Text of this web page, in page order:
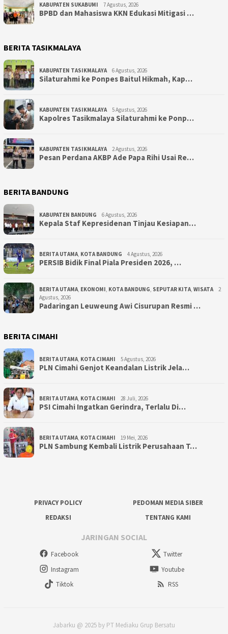
KABUPATEN SUKABUMI 7 Agustus, 2026
BPBD dan Mahasiswa KKN Edukasi Mitigasi …
BERITA TASIKMALAYA
KABUPATEN TASIKMALAYA 6 Agustus, 2026
Silaturahmi ke Ponpes Baitul Hikmah, Kap…
KABUPATEN TASIKMALAYA 5 Agustus, 2026
Kapolres Tasikmalaya Silaturahmi ke Ponp…
KABUPATEN TASIKMALAYA 2 Agustus, 2026
Pesan Perdana AKBP Ade Papa Rihi Usai Re…
BERITA BANDUNG
KABUPATEN BANDUNG 6 Agustus, 2026
Kepala Staf Kepresidenan Tinjau Kesiapan…
BERITA UTAMA KOTA BANDUNG 4 Agustus, 2026
PERSIB Bidik Final Piala Presiden 2026, …
BERITA UTAMA EKONOMI KOTA BANDUNG SEPUTAR KITA WISATA
2
Agustus, 2026
Padaringan Leuweung Awi Cisurupan Resmi …
BERITA CIMAHI
BERITA UTAMA KOTA CIMAHI 5 Agustus, 2026
PLN Cimahi Genjot Keandalan Listrik Jela…
BERITA UTAMA KOTA CIMAHI 28 Juli, 2026
PSI Cimahi Ingatkan Gerindra, Terlalu Di…
BERITA UTAMA KOTA CIMAHI 19 Mei, 2026
PLN Sambung Kembali Listrik Perusahaan T…
PRIVACY POLICY
PEDOMAN MEDIA SIBER
REDAKSI
TENTANG KAMI
JARINGAN SOCIAL
Facebook
Twitter
Instagram
Youtube
Tiktok
RSS
Jabarku @ 2025 by PT Mediaku Grup Bersatu